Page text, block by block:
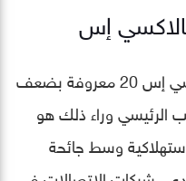
إس
سلسلة هواتف سامسونج جالاكسي إس 20 معروفة بضعف
الرئيسي وراء ذلك هو
وسط جائحة